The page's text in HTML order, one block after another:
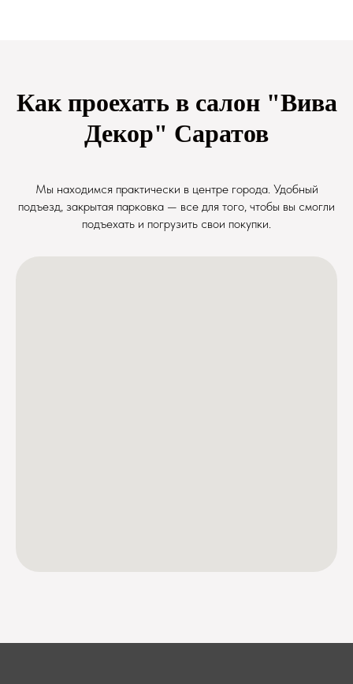
Как проехать в салон "Вива
Декор" Саратов
Мы находимся практически в центре города. Удобный
подъезд, закрытая парковка — все для того, чтобы вы смогли
подъехать и погрузить свои покупки.